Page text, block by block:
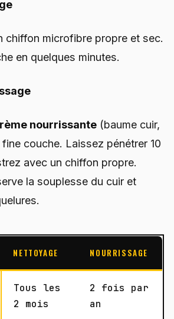
chiffon microfibre propre et sec.
en quelques minutes.
nourrissante (baume cuir,
couche. Laissez pénétrer 10
avec un chiffon propre.
la souplesse du cuir et
NETTOYAGE NOURRISSAGE
Tous les
2 mois
2 fois par
an